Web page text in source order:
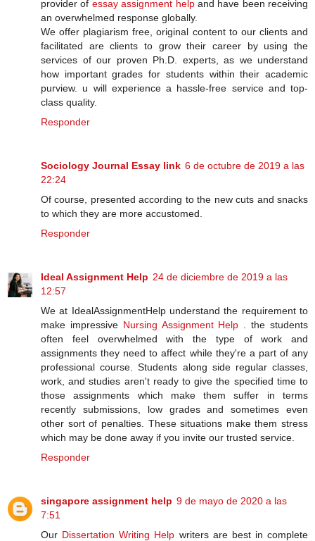
provider of essay assignment helpand have been receiving
an overwhelmed response globally.
We offer plagiarism free, original content to our clients and
facilitated are clients to grow their career by using the
services of our proven Ph.D. experts, as we understand
how important grades for students within their academic
purview. u will experience a hassle-free service and top-
class quality.
Responder
Sociology Journal Essay link 6 de octubre de 2019 a las
22:24
Of course, presented according to the new cuts and snacks
to which they are more accustomed.
Responder
Ideal Assignment Help 24 de diciembre de 2019 a las
12:57
We at IdealAssignmentHelp understand the requirement to
make impressive Nursing Assignment Help . the students
often feel overwhelmed with the type of work and
assignments they need to affect while they're a part of any
professional course. Students along side regular classes,
work, and studies aren't ready to give the specified time to
those assignments which make them suffer in terms
recently submissions, low grades and sometimes even
other sort of penalties. These situations make them stress
which may be done away if you invite our trusted service.
Responder
singapore assignment help 9 de mayo de 2020 a las
7:51
Our Dissertation Writing Help writers are best in complete